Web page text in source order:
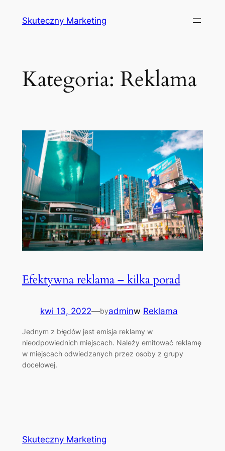
Skuteczny Marketing
Kategoria: Reklama
Efektywna reklama – kilka porad
kwi 13, 2022—byadminw Reklama
Jednym z błędów jest emisja reklamy w
nieodpowiednich miejscach. Należy emitować reklamę
w miejscach odwiedzanych przez osoby z grupy
docelowej.
Skuteczny Marketing